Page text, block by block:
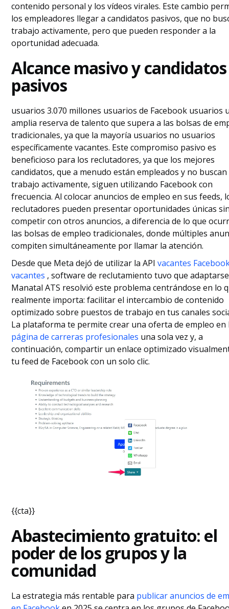
contenido personal y los vídeos virales. Este cambio
los empleadores llegar a candidatos pasivos, que no
trabajo activamente, pero que pueden responder a la
oportunidad adecuada.
Alcance masivo y candidatos
pasivos
usuarios 3.070 millones usuarios de Facebook usuarios
amplia reserva de talento que supera a las bolsas de
tradicionales, ya que la mayoría usuarios no usuarios
específicamente vacantes. Este compromiso pasivo es
beneficioso para los reclutadores, ya que los mejores
candidatos, que a menudo están empleados y no buscan
trabajo activamente, siguen utilizando Facebook con
frecuencia. Al colocar anuncios de empleo en sus feeds,
reclutadores pueden presentar oportunidades únicas
competir con otros anuncios, a diferencia de lo que
las bolsas de empleo tradicionales, donde múltiples
compiten simultáneamente por llamar la atención.
Desde que Meta dejó de utilizar la APIvacantes
vacantes , software de reclutamiento tuvo que
Manatal ATS resolvió este problema centrándose en lo
realmente importa: facilitar el intercambio de contenido
optimizado sobre puestos de trabajo en tus canales
La plataforma te permite crear una oferta de empleo en
página de carreras profesionales una sola vez y, a
continuación, compartir un enlace optimizado
tu feed de Facebook con un solo clic.
{{cta}}
Abastecimiento gratuito: el
poder de los grupos y la
comunidad
La estrategia más rentable para publicar anuncios de